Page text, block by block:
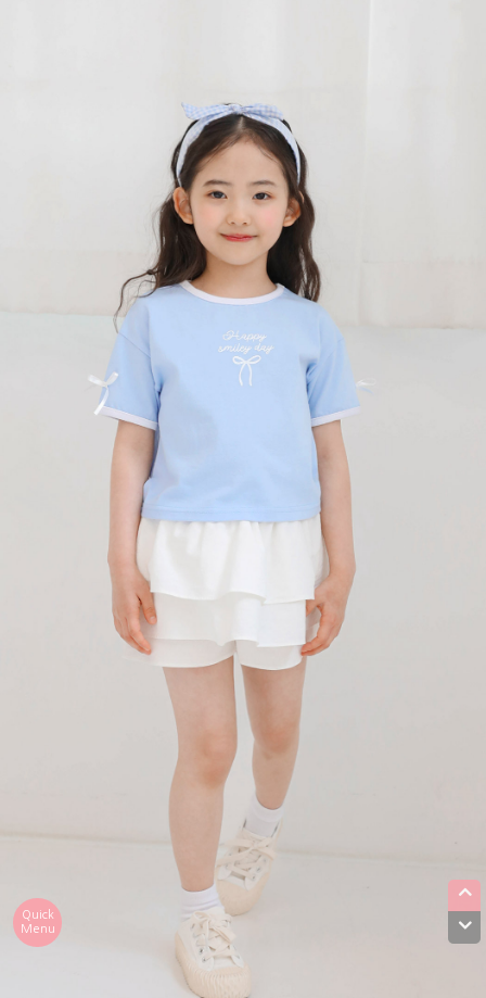
Quick
Menu